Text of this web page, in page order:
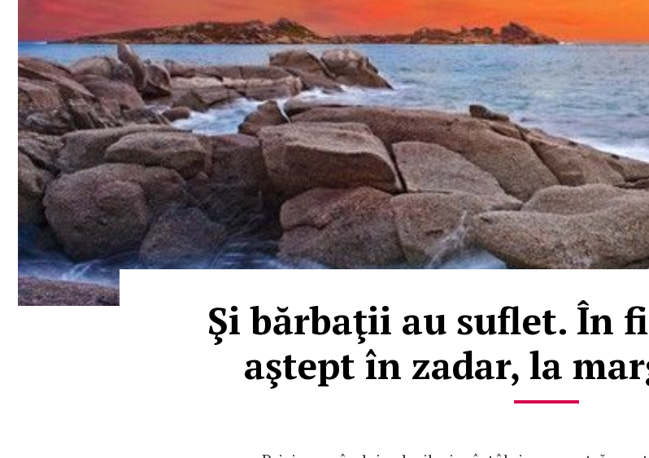
Şi bărbaţii au suflet. În
aştept în zadar, la